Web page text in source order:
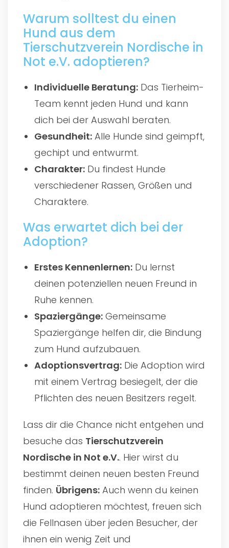
Warum solltest du einen
Hund aus dem
Tierschutzverein Nordische in
Not e.V. adoptieren?
Individuelle Beratung: Das Tierheim-
Team kennt jeden Hund und kann
dich bei der Auswahl beraten.
Gesundheit: Alle Hunde sind geimpft,
gechipt und entwurmt.
Charakter: Du findest Hunde
verschiedener Rassen, Größen und
Charaktere.
Was erwartet dich bei der
Adoption?
Erstes Kennenlernen: Du lernst
deinen potenziellen neuen Freund in
Ruhe kennen.
Spaziergänge: Gemeinsame
Spaziergänge helfen dir, die Bindung
zum Hund aufzubauen.
Adoptionsvertrag: Die Adoption wird
mit einem Vertrag besiegelt, der die
Pflichten des neuen Besitzers regelt.
Lass dir die Chance nicht entgehen und
besuche das Tierschutzverein
Nordische in Not e.V.. Hier wirst du
bestimmt deinen neuen besten Freund
finden. Übrigens: Auch wenn du keinen
Hund adoptieren möchtest, freuen sich
die Fellnasen über jeden Besucher, der
ihnen ein wenig Zeit und